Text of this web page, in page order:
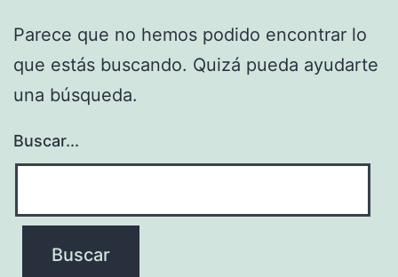
Parece que no hemos podido encontrar lo
que estás buscando. Quizá pueda ayudarte
una búsqueda.
Buscar...